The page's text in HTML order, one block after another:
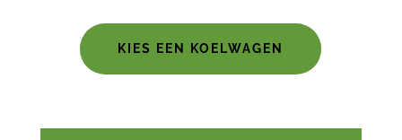
KIES EEN KOELWAGEN